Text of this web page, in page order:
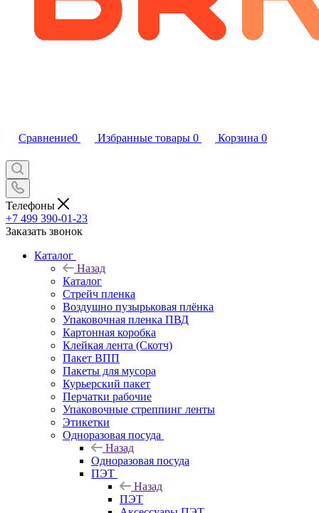
Сравнение0 Избранные товары 0 Корзина 0
Телефоны
+7 499 390-01-23
Заказать звонок
Каталог
Назад
Каталог
Стрейч пленка
Воздушно пузырьковая плёнка
Упаковочная пленка ПВД
Картонная коробка
Клейкая лента (Скотч)
Пакет ВПП
Пакеты для мусора
Курьерский пакет
Перчатки рабочие
Упаковочные стреппинг ленты
Этикетки
Одноразовая посуда
Назад
Одноразовая посуда
ПЭТ
Назад
ПЭТ